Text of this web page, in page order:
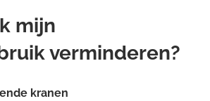
mijn
verminderen?
kranen